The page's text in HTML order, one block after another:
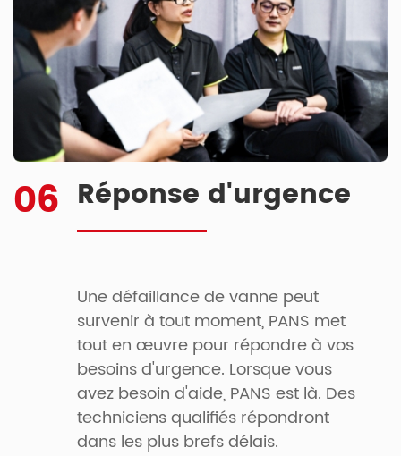
06 Réponse d'urgence
Une défaillance de vanne peut
survenir à tout moment, PANS met
tout en œuvre pour répondre à vos
besoins d'urgence. Lorsque vous
avez besoin d'aide, PANS est là. Des
techniciens qualifiés répondront
dans les plus brefs délais.